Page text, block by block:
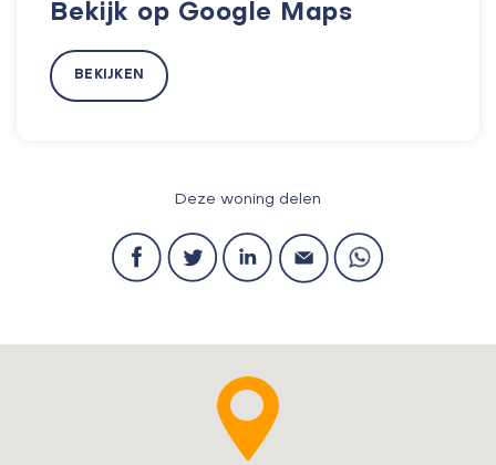
Bekijk op Google Maps
BEKIJKEN
Deze woning delen